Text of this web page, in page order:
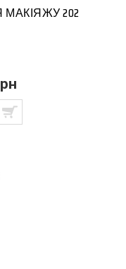
МАКІЯЖУ 202